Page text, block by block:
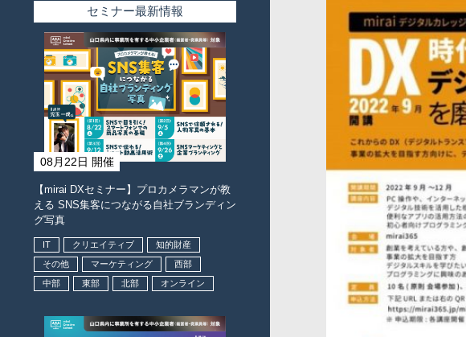
セミナー最新情報
08月22日 開催
【mirai DXセミナー】プロカメラマンが教
える SNS集客につながる自社ブランディン
グ写真
IT クリエイティブ
知的財産
その他
マーケティング
西部
中部
東部 北部 オンライン